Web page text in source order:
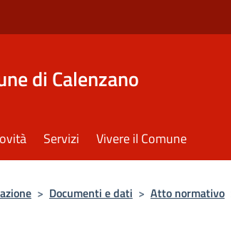
di Calenzano
Servizi Vivere il Comune
> Documenti e dati > Atto normativo